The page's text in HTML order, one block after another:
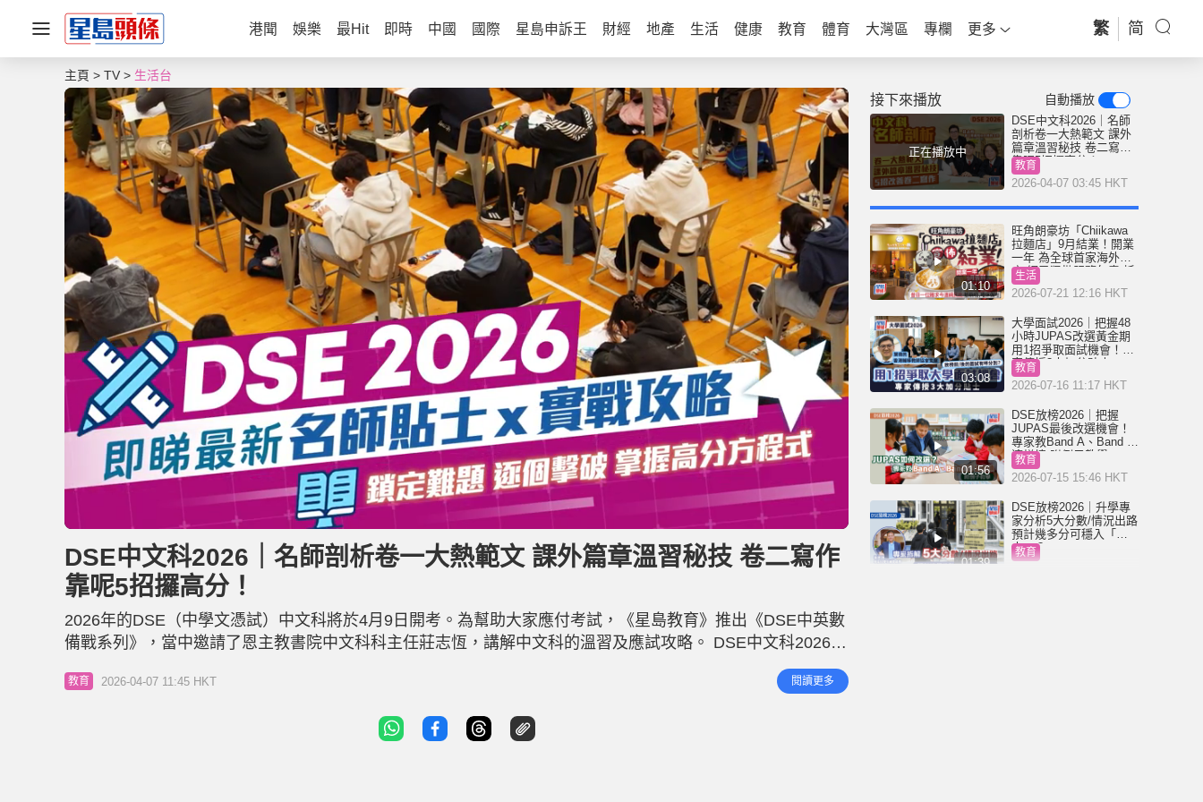
港聞 娛樂 最Hit 即時 中國 國際 星島申訴王 財經 地產 生活 健康 教育 體育 大灣區 專欄 更多 繁 简
主頁 TV 生活台
n
u
e
o
d
e
d
1
2
.
8
%
DSE中文科2026｜名師剖析卷一大熱範文 課外篇章溫習秘技 卷二寫作
靠呢5招攞高分！
2026年的DSE（中學文憑試）中文科將於4月9日開考。為幫助大家應付考試，《星島教育》推出《DSE中英數
備戰系列》，當中邀請了恩主教書院中文科科主任莊志恆，講解中文科的溫習及應試攻略。 DSE中文科2026｜
中國語文科考甚麼？ DSE中文科分為公開考試及校本評核2部分，其中公開考試分為卷一和卷二，合共佔全科
總分85%。 卷一：閱讀能力 （佔全卷40%） 考核能力：主要考核考生的閱讀能力，包括理解
教育 2026-04-07 11:45 HKT 閱讀更多
接下來播放 自動播放
正在播放中
DSE中文科2026｜名師
剖析卷一大熱範文 課外
篇章溫習秘技 卷二寫作
靠呢5招攞高分！
教育
2026-04-07 03:45 HKT
01:10
旺角朗豪坊「Chiikawa
拉麵店」9月結業！開業
一年 為全球首家海外分
店 網民狠批服務欠奉:抵
執
生活
2026-07-21 12:16 HKT
03:08
大學面試2026｜把握48
小時JUPAS改選黃金期
用1招爭取面試機會！專
家傳授3大加分貼士
教育
2026-07-16 11:17 HKT
01:56
DSE放榜2026｜把握
JUPAS最後改選機會！
專家教Band A、Band B
這樣填 附例子教學
教育
2026-07-15 15:46 HKT
01:39
DSE放榜2026｜升學專
家分析5大分數/情況出路
預計幾多分可穩入「八
大」？
教育